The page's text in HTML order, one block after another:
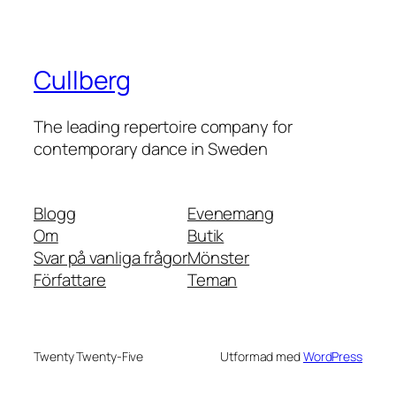
Cullberg
The leading repertoire company for
contemporary dance in Sweden
Blogg
Om
Svar på vanliga frågor
Författare
Evenemang
Butik
Mönster
Teman
Twenty Twenty-Five Utformad medWordPress